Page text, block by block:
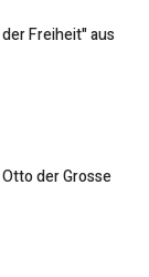
Freiheit" aus
der Grosse